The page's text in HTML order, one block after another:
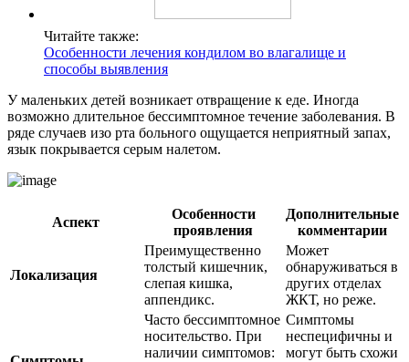
Читайте также:
Особенности лечения кондилом во влагалище и
способы выявления
У маленьких детей возникает отвращение к еде. Иногда
возможно длительное бессимптомное течение заболевания. В
ряде случаев изо рта больного ощущается неприятный запах,
язык покрывается серым налетом.
Аспект
Особенности
проявления
Дополнительные
комментарии
Локализация
Преимущественно
толстый кишечник,
слепая кишка,
аппендикс.
Может
обнаруживаться в
других отделах
ЖКТ, но реже.
Часто бессимптомное
носительство. При
наличии симптомов:
Симптомы
неспецифичны и
могут быть схожи